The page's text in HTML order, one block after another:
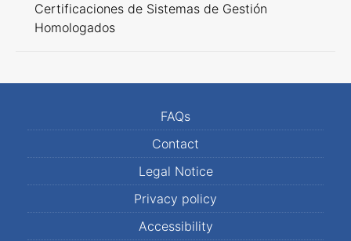
Certificaciones de Sistemas de Gestión
Homologados
FAQs
Contact
Legal Notice
Privacy policy
Accessibility